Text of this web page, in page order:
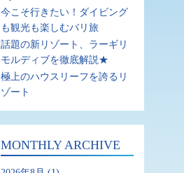
今こそ行きたい！ダイビング
も観光も楽しむバリ旅
話題の新リゾート、ラーギリ
モルディブを徹底解説★
極上のハウスリーフを誇るリ
ゾート
MONTHLY ARCHIVE